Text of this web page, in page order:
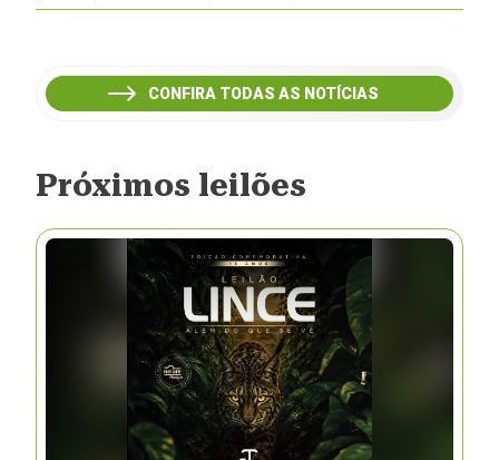
inclui a pecuária entre os setores estratégicos
CONFIRA TODAS AS NOTÍCIAS
Próximos leilões